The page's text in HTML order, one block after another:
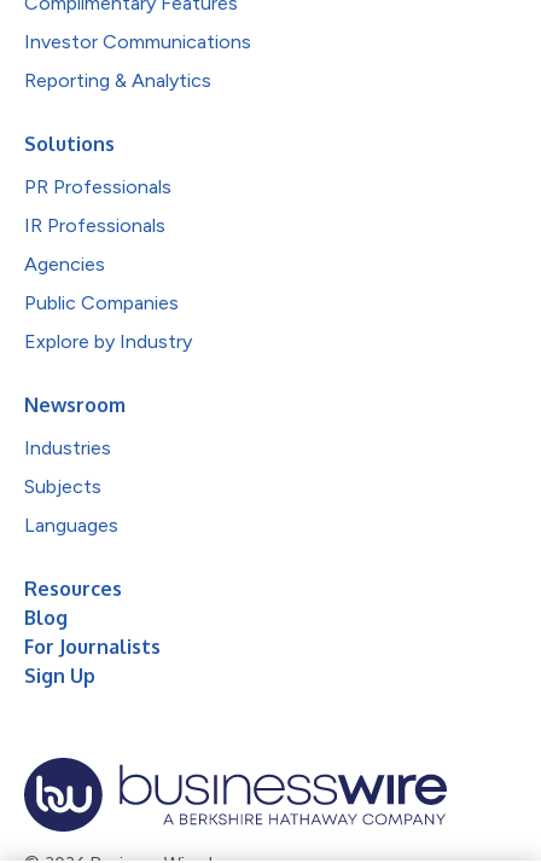
Investor Communications
Reporting & Analytics
Solutions
PR Professionals
IR Professionals
Agencies
Public Companies
Explore by Industry
Newsroom
Industries
Subjects
Languages
Resources
Blog
For Journalists
Sign Up